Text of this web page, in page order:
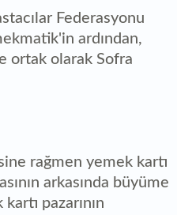
Federasyonu
ardından,
ortak olarak Sofra
rağmen yemek kartı
arkasında büyüme
pazarının